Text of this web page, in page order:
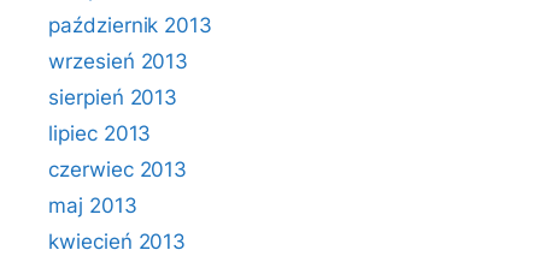
październik 2013
wrzesień 2013
sierpień 2013
lipiec 2013
czerwiec 2013
maj 2013
kwiecień 2013